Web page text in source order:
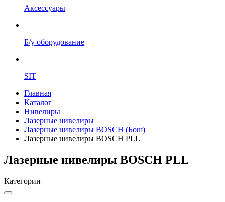
Аксессуары
Б/у оборудование
SIT
Главная
Каталог
Нивелиры
Лазерные нивелиры
Лазерные нивелиры BOSCH (Бош)
Лазерные нивелиры BOSCH PLL
Лазерные нивелиры BOSCH PLL
Категории